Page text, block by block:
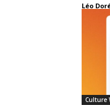
Léo
Culture